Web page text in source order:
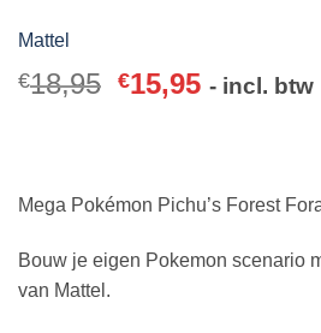
Mattel
€18,95 €15,95 - incl. btw
Mega Pokémon Pichu’s Forest
Bouw je eigen Pokemon scenario
van Mattel.